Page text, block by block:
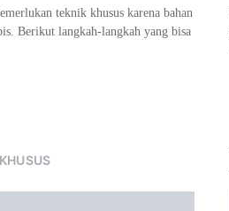
teknik khusus karena bahan
Berikut langkah-langkah yang bisa